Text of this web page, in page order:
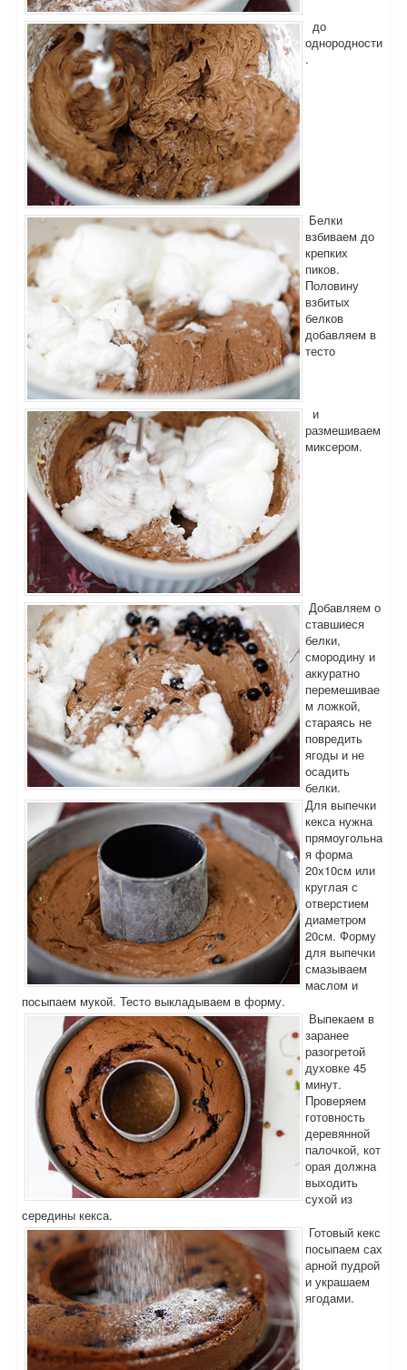
до
однородности
.
Белки
взбиваем до
крепких
пиков.
Половину
взбитых
белков
добавляем в
тесто
и
размешиваем
миксером.
Добавляем о
ставшиеся
белки,
смородину и
аккуратно
перемешивае
м ложкой,
стараясь не
повредить
ягоды и не
осадить
белки.
Для выпечки
кекса нужна
прямоугольна
я форма
20х10см или
круглая с
отверстием
диаметром
20см. Форму
для выпечки
смазываем
маслом и
посыпаем мукой. Тесто выкладываем в форму.
Выпекаем в
заранее
разогретой
духовке 45
минут.
Проверяем
готовность
деревянной
палочкой, кот
орая должна
выходить
сухой из
середины кекса.
Готовый кекс
посыпаем сах
арной пудрой
и украшаем
ягодами.